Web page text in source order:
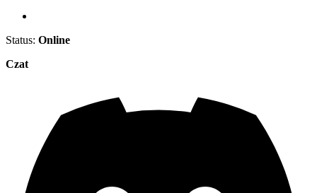
Status: Online
Czat